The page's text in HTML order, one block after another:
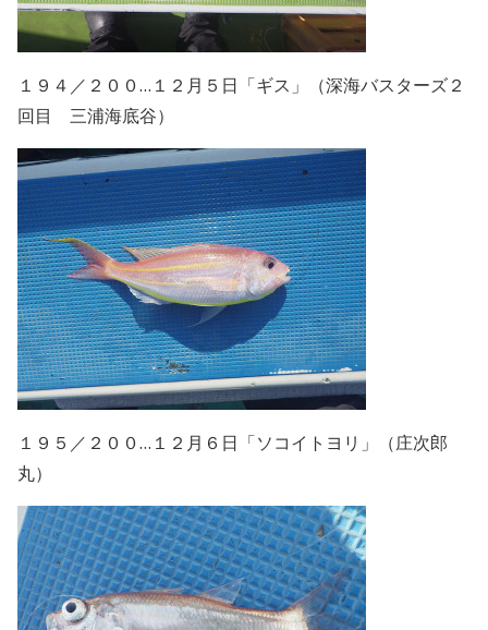
１９４／２００…１２月５日「ギス」（深海バスターズ２
回目 三浦海底谷）
１９５／２００…１２月６日「ソコイトヨリ」（庄次郎
丸）